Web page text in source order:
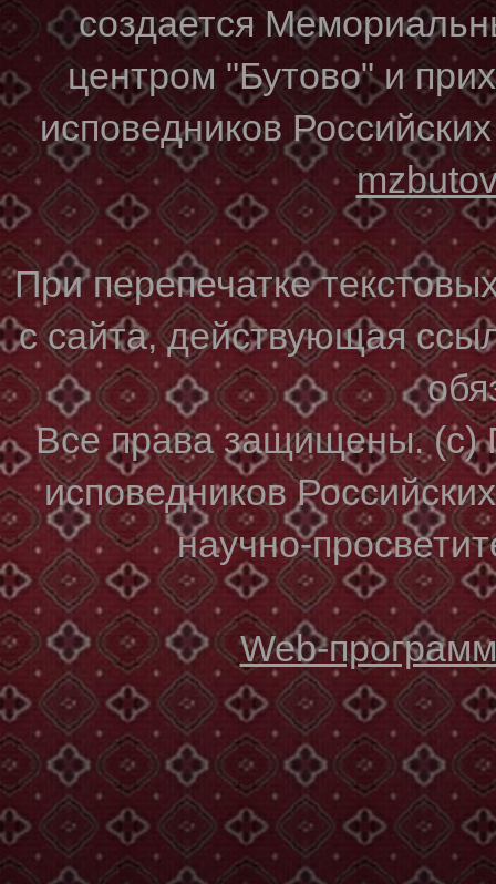
создается
центром "Бутово" и
исповедников
При перепечатке
с сайта, действующая
Все права защищены. (с)
исповедников
научно-
Web-